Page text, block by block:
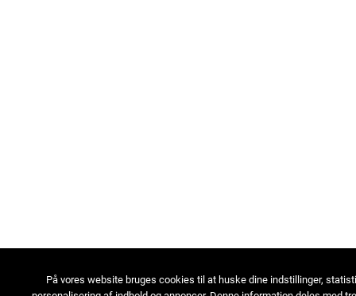
På vores website bruges cookies til at huske dine indstillinger,